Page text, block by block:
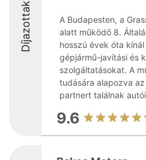
Díjazottak
A Budapesten, a
alatt működő 8.
hosszú évek óta
gépjármű-javítási és
szolgáltatásokat. A
tudására alapozva
partnert találnak
9.6